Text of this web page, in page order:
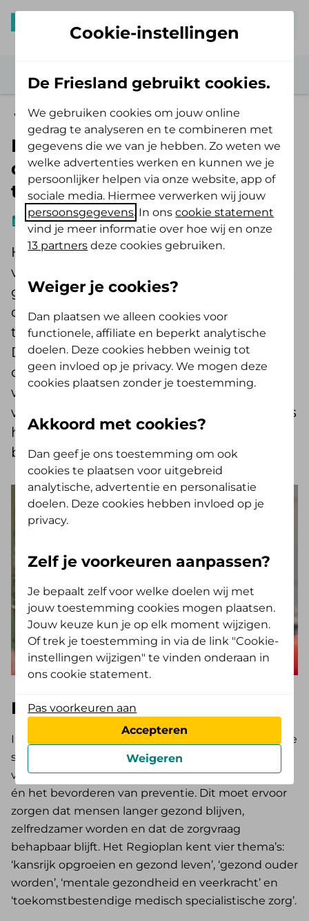
Zorg in de regio
Domeinoverstijgend werken:
dé sleutel tot
toekomstbestendige zorg
Artikel 21-11-2024 Nynke van der Meulen
Het is geen nieuws meer dat de zorg
voor grote uitdagingen staat. Eén van de
grote vragen is hoe wij de zorg ook voor
de generaties na ons beschikbaar,
toegankelijk en betaalbaar houden?
Deze maatschappelijke opgave houdt
ons volop bezig. Daarom onderzoeken
wij samen met zorgpartijen,
welzijnspartners, overheden en inwoners
hoe wij de zorg anders, duurzamer en
beter kunnen inrichten.
Regioplan Friesland
In Friesland hebben wij met het Regioplan al mooie
stappen gezet. De kern van dit plan is het
versterken van de samenleving en de sociale basis
én het bevorderen van preventie. Dit moet ervoor
zorgen dat mensen langer gezond blijven,
zelfredzamer worden en dat de zorgvraag
behapbaar blijft. Het Regioplan kent vier thema’s:
‘kansrijk opgroeien en gezond leven’, ‘gezond ouder
worden’, ‘mentale gezondheid en veerkracht’ en
‘toekomstbestendige medisch specialistische zorg’.
Cookie-instellingen
De Friesland gebruikt cookies.
We gebruiken cookies om jouw online
gedrag te analyseren en te combineren met
gegevens die we van je hebben. Zo weten we
welke advertenties werken en kunnen we je
persoonlijker helpen via onze website, app of
sociale media. Hiermee verwerken wij jouw
persoonsgegevens. In onscookie statement
vind je meer informatie over hoe wij en onze
13 partners deze cookies gebruiken.
Weiger je cookies?
Dan plaatsen we alleen cookies voor
functionele, affiliate en beperkt analytische
doelen. Deze cookies hebben weinig tot
geen invloed op je privacy. We mogen deze
cookies plaatsen zonder je toestemming.
Akkoord met cookies?
Dan geef je ons toestemming om ook
cookies te plaatsen voor uitgebreid
analytische, advertentie en personalisatie
doelen. Deze cookies hebben invloed op je
privacy.
Zelf je voorkeuren aanpassen?
Je bepaalt zelf voor welke doelen wij met
jouw toestemming cookies mogen plaatsen.
Jouw keuze kun je op elk moment wijzigen.
Of trek je toestemming in via de link "Cookie-
instellingen wijzigen" te vinden onderaan in
ons cookie statement.
Pas voorkeuren aan
Accepteren
Weigeren